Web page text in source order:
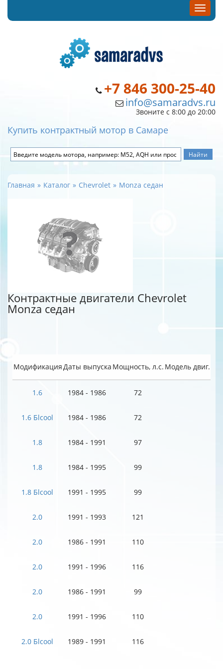
+7 846 300-25-40
info@samaradvs.ru
Звоните с 8:00 до 20:00
Купить контрактный мотор в Самаре
Главная Каталог Chevrolet Monza седан
Контрактные двигатели Chevrolet
Monza седан
МодификацияДаты выпуска Мощность, л.с. Модель двиг.
1.6 1984 - 1986 72
1.6 Бlcool 1984 - 1986 72
1.8 1984 - 1991 97
1.8 1984 - 1995 99
1.8 Бlcool 1991 - 1995 99
2.0 1991 - 1993 121
2.0 1986 - 1991 110
2.0 1991 - 1996 116
2.0 1986 - 1991 99
2.0 1991 - 1996 110
2.0 Бlcool 1989 - 1991 116